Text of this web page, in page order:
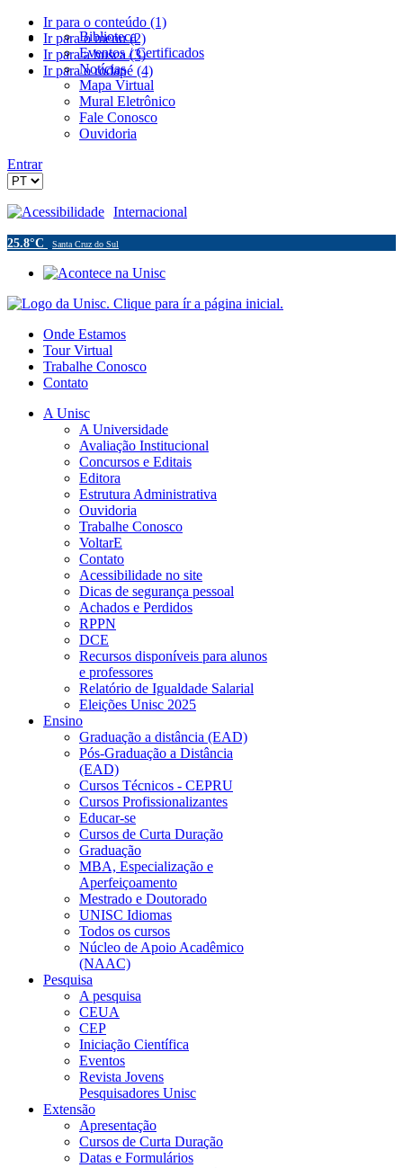
Ir para o conteúdo (1)
Ir para o menu (2)
Ir para a busca (3)
Ir para o rodapé (4)
Biblioteca
Eventos / Certificados
Notícias
Mapa Virtual
Mural Eletrônico
Fale Conosco
Ouvidoria
Entrar
Acessibilidade Internacional
25.8°C Santa Cruz do Sul
Onde Estamos
Tour Virtual
Trabalhe Conosco
Contato
A Unisc
A Universidade
Avaliação Institucional
Concursos e Editais
Editora
Estrutura Administrativa
Ouvidoria
Trabalhe Conosco
VoltarE
Contato
Acessibilidade no site
Dicas de segurança pessoal
Achados e Perdidos
RPPN
DCE
Recursos disponíveis para alunos
e professores
Relatório de Igualdade Salarial
Eleições Unisc 2025
Ensino
Graduação a distância (EAD)
Pós-Graduação a Distância
(EAD)
Cursos Técnicos - CEPRU
Cursos Profissionalizantes
Educar-se
Cursos de Curta Duração
Graduação
MBA, Especialização e
Aperfeiçoamento
Mestrado e Doutorado
UNISC Idiomas
Todos os cursos
Núcleo de Apoio Acadêmico
(NAAC)
Pesquisa
A pesquisa
CEUA
CEP
Iniciação Científica
Eventos
Revista Jovens
Pesquisadores Unisc
Extensão
Apresentação
Cursos de Curta Duração
Datas e Formulários